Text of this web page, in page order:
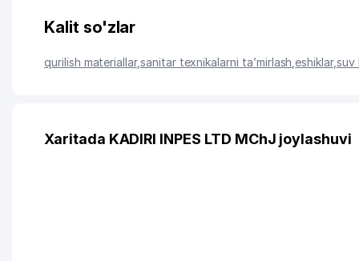
Kalit so'zlar
qurilish materiallar,sanitar texnikalarni ta’mirlash ,eshiklar,suv
Xaritada KADIRI INPES LTD MChJ joylashuvi